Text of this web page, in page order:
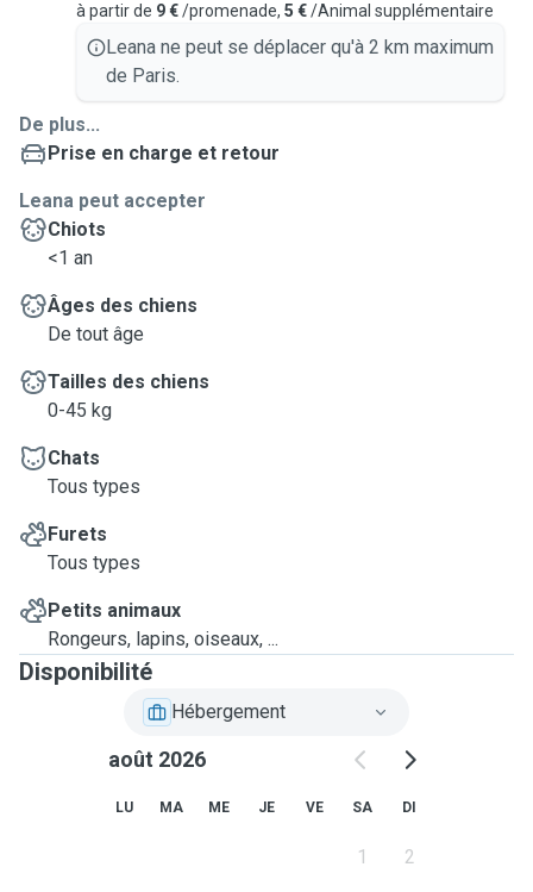
à partir de 9 €/promenade, 5 €/Animal supplémentaire
Leana ne peut se déplacer qu'à 2 km maximum
de Paris.
De plus...
Prise en charge et retour
Leana peut accepter
Chiots
<1 an
Âges des chiens
De tout âge
Tailles des chiens
0-45 kg
Chats
Tous types
Furets
Tous types
Petits animaux
Rongeurs, lapins, oiseaux, ...
Disponibilité
Hébergement
août 2026
LU MA ME JE VE SA DI
1 2